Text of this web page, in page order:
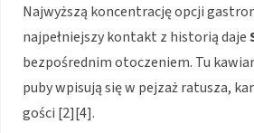
Najwyższą koncentrację opcji
najpełniejszy kontakt z historią daje
bezpośrednim otoczeniem. Tu
puby wpisują się w pejzaż ratusza,
gości [2][4].